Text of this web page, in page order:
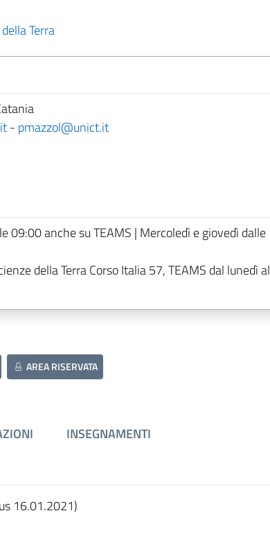
Terra
- pmazzol@unict.it
09:00 anche su TEAMS | Mercoledì e giovedì dalle
della Terra Corso Italia 57, TEAMS dal lunedì al
AREA RISERVATA
INSEGNAMENTI
16.01.2021)